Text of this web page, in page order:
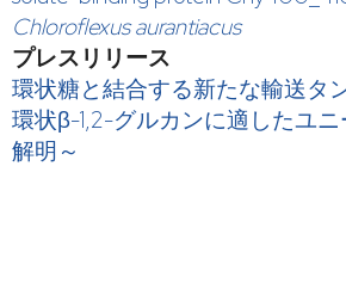
Chloroflexus aurantiacus
プレスリリース
環状糖と結合する新たな輸送タ
環状β-1,2-グルカンに適したユ
解明～